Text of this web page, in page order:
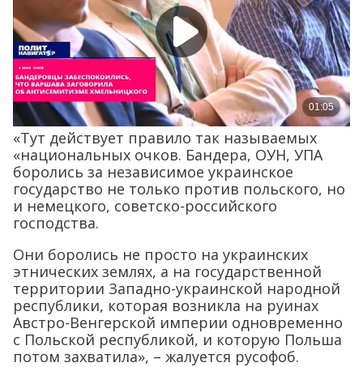
«Тут действует правило так называемых
«национальных очков. Бандера, ОУН, УПА
боролись за независимое украинское
государство не только против польского, но
и немецкого, советско-российского
господства.
Они боролись не просто на украинских
этнических землях, а на государственной
территории Западно-украинской народной
республики, которая возникла на руинах
Австро-Венгерской империи одновременно
с Польской республикой, и которую Польша
потом захватила», – жалуется русофоб.